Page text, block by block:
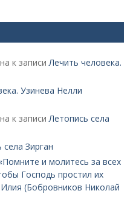
к записиЛечить человека.
Узинева Нелли
к записиЛетопись села
села Зирган
и молитесь за всех
Господь простил их
(Бобровников Николай